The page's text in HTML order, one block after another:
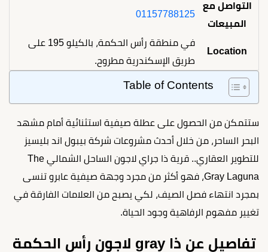
التواصل مع
المبيعات
01157788125
Location
في منطقة رأس الحكمة، بالكيلو 195 على
طريق الإسكندرية مطروح.
Table of Contents
ستتمكن من الحصول على عطلة صيفية استثنائية أمام مشهد
البحر الساحر، من خلال أحدث مشروعات شركة بيبول اند بليسيز
للتطوير العقاري.. قرية ذا جراي لاجون الساحل الشمالي The
Gray Laguna، فهو أكثر من مجرد وجهة صيفية عابرو تنسى
بمجرد انتهاء فصل الصيف، لكي يصبح من العلامات الفارقة في
تغيير مفهوم الرفاهية وجود الحياة.
تفاصيل عن ذا gray لاجون رأس الحكمة